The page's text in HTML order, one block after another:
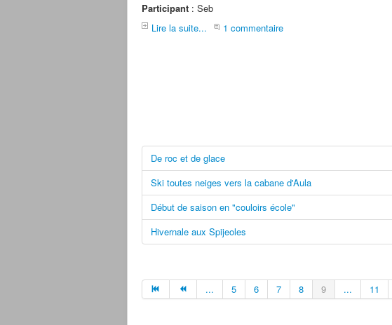
Participant : Seb
Lire la suite...
1 commentaire
De roc et de glace
Ski toutes neiges vers la cabane d'Aula
Début de saison en "couloirs école"
Hivernale aux Spijeoles
... 5 6 7 8 9 ... 11